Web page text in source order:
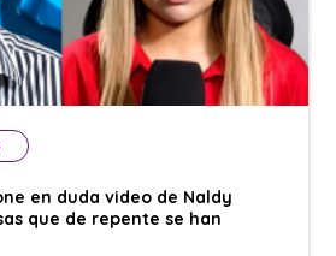
en duda video de Naldy
que de repente se han